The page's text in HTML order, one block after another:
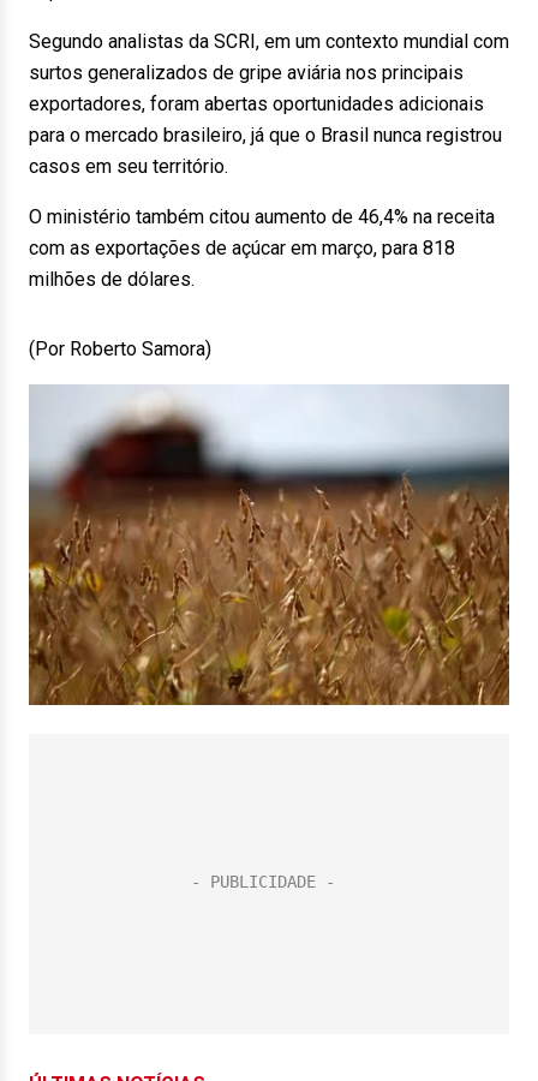
Segundo analistas da SCRI, em um contexto mundial com
surtos generalizados de gripe aviária nos principais
exportadores, foram abertas oportunidades adicionais
para o mercado brasileiro, já que o Brasil nunca registrou
casos em seu território.
O ministério também citou aumento de 46,4% na receita
com as exportações de açúcar em março, para 818
milhões de dólares.
(Por Roberto Samora)